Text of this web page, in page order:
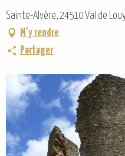
Sainte-Alvère, 24510 Val de
M'y rendre
Partager